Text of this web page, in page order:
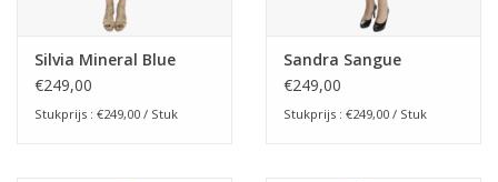
Silvia Mineral Blue
€249,00
Stukprijs : €249,00 / Stuk
Sandra Sangue
€249,00
Stukprijs : €249,00 / Stuk